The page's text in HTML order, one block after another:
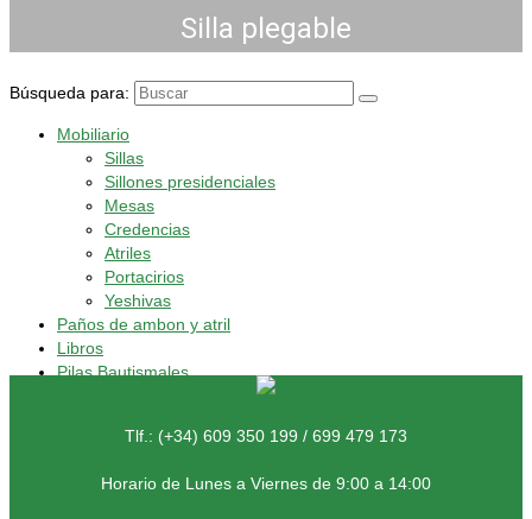
Silla plegable
Búsqueda para:
Mobiliario
Sillas
Sillones presidenciales
Mesas
Credencias
Atriles
Portacirios
Yeshivas
Paños de ambon y atril
Libros
Pilas Bautismales
Tlf.: (+34) 609 350 199 / 699 479 173
Horario de Lunes a Viernes de 9:00 a 14:00